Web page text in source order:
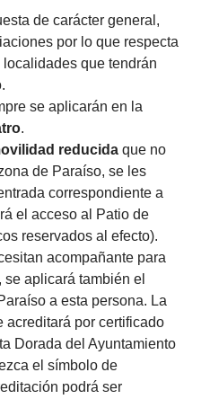
de carácter general,
por lo que respecta
que tendrán
se aplicarán en la
.
reducida que no
de Paraíso, se les
correspondiente a
el acceso al Patio de
reservados al efecto).
acompañante para
aplicará también el
a esta persona. La
acreditará por certificado
Dorada del Ayuntamiento
el símbolo de
podrá ser